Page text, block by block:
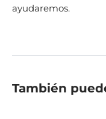
ayudaremos.
También